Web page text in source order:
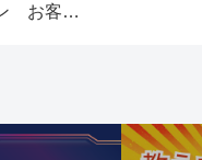
ゴールドコイン お客様の声1～6ページ